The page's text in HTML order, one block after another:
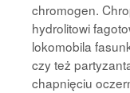
chromogen.
hydrolitowi
lokomobila
czy też
chapnięciu